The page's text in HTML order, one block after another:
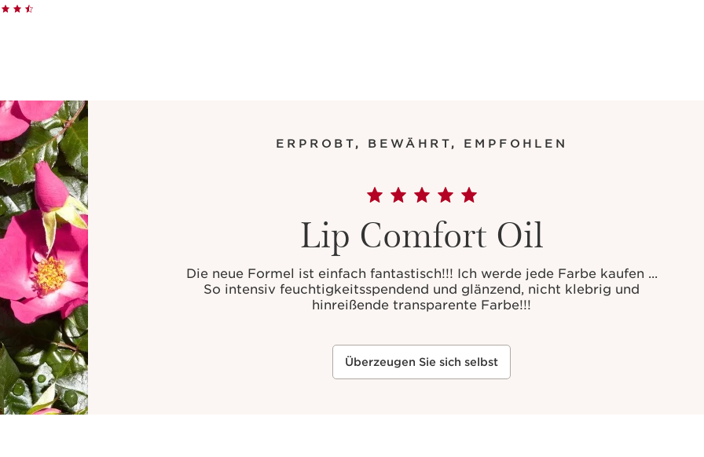
Schnellansicht
ERPROBT, BEWÄHRT, EMPFOHLEN
Lip Comfort Oil
Die neue Formel ist einfach fantastisch!!! Ich werde jede Farbe kaufen ...
So intensiv feuchtigkeitsspendend und glänzend, nicht klebrig und
hinreißende transparente Farbe!!!
Überzeugen Sie sich selbst